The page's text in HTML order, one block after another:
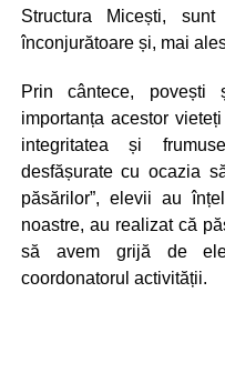
Structura Micești,
înconjurătoare și, mai
Prin cântece,
importanța acestor
integritatea și
desfășurate cu ocazia
păsărilor”, elevii au
noastre, au realizat că
să avem grijă de
coordonatorul activității.